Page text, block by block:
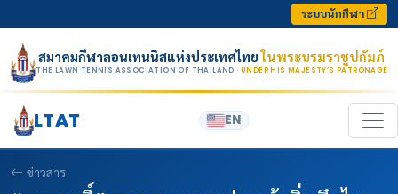
ระบบนักกีฬา
สมาคมกีฬาลอนเทนนิสแห่งประเทศไทยในพระบรมราชูปถัมภ์
THE LAWN TENNIS ASSOCIATION OF THAILAND · UNDER HIS MAJESTY’S PATRONAGE
LTAT EN
ข่าวสาร